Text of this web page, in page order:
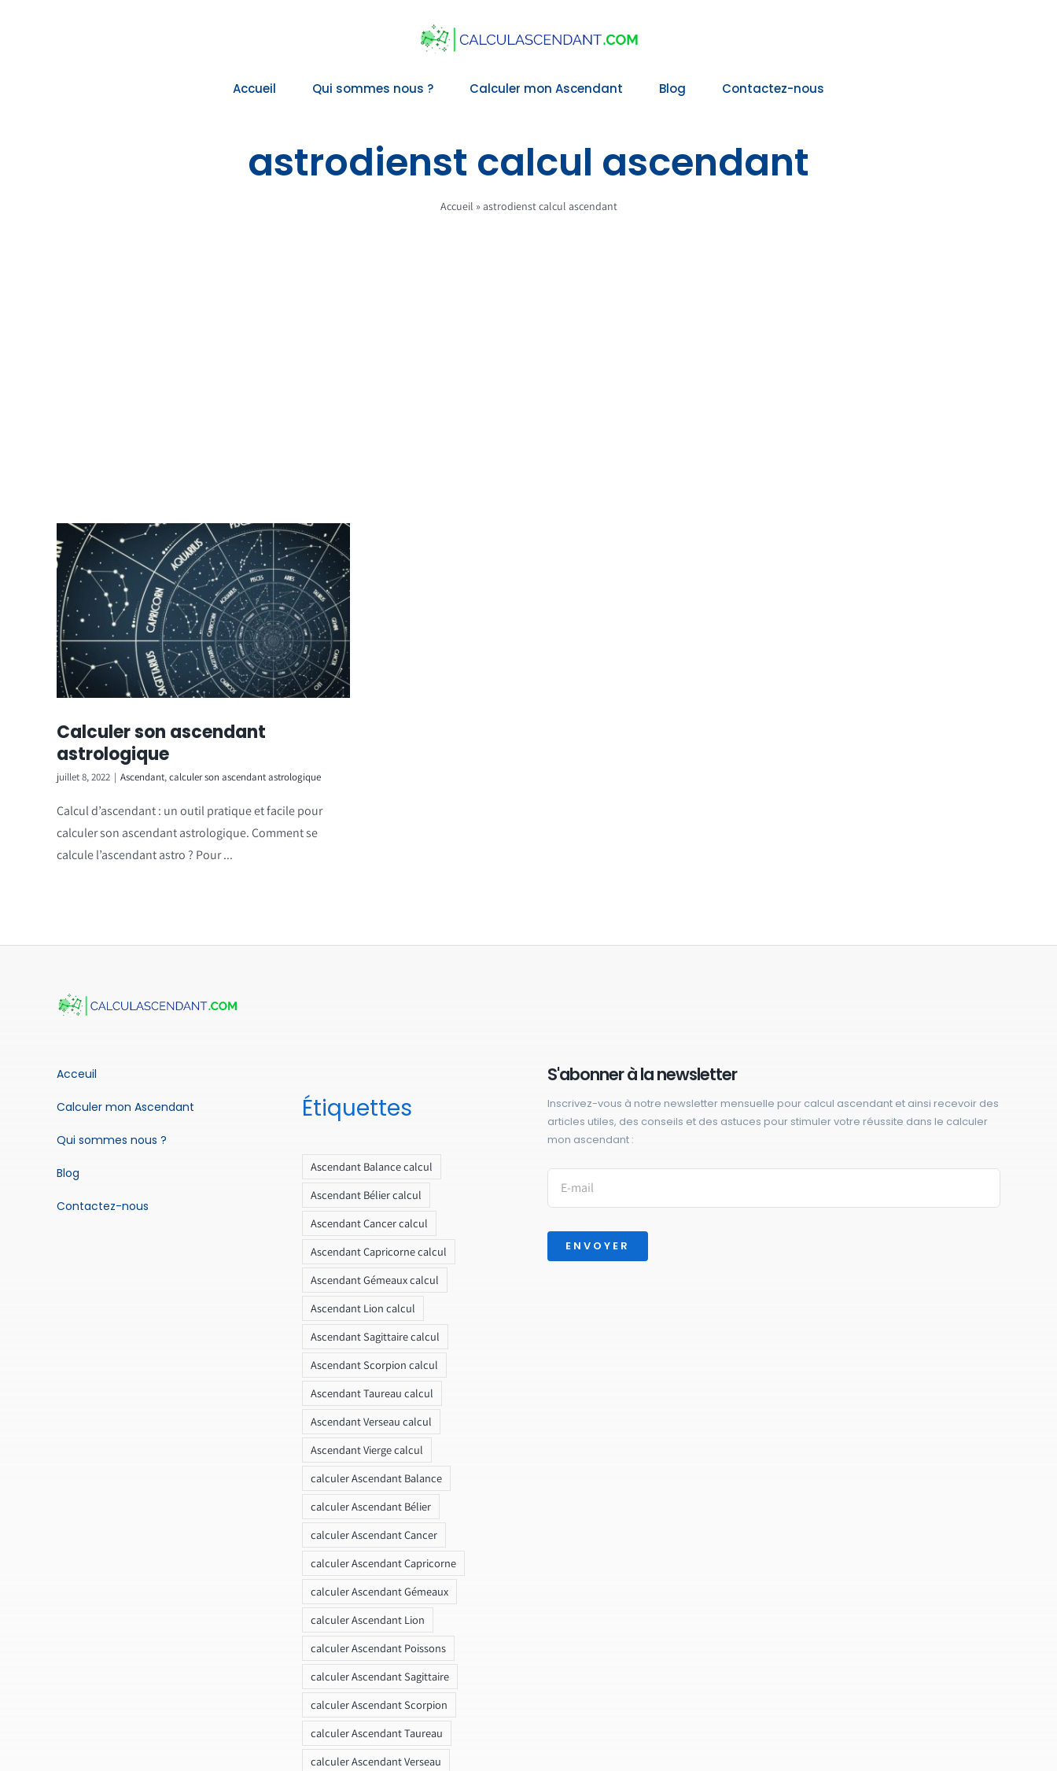
Accueil Qui sommes nous ? Calculer mon Ascendant Blog Contactez-nous
astrodienst calcul ascendant
Accueil »astrodienst calcul ascendant
Calculer son ascendant
astrologique
juillet 8, 2022 | Ascendant,calculer son ascendant astrologique
Calcul d’ascendant : un outil pratique et facile pour
calculer son ascendant astrologique. Comment se
calcule l’ascendant astro ? Pour ...
Acceuil
Calculer mon Ascendant
Qui sommes nous ?
Blog
Contactez-nous
Étiquettes
Ascendant Balance calcul
Ascendant Bélier calcul
Ascendant Cancer calcul
Ascendant Capricorne calcul
Ascendant Gémeaux calcul
Ascendant Lion calcul
Ascendant Sagittaire calcul
Ascendant Scorpion calcul
Ascendant Taureau calcul
Ascendant Verseau calcul
Ascendant Vierge calcul
calculer Ascendant Balance
calculer Ascendant Bélier
calculer Ascendant Cancer
calculer Ascendant Capricorne
calculer Ascendant Gémeaux
calculer Ascendant Lion
calculer Ascendant Poissons
calculer Ascendant Sagittaire
calculer Ascendant Scorpion
calculer Ascendant Taureau
calculer Ascendant Verseau
S'abonner à la newsletter
Inscrivez-vous à notre newsletter mensuelle pour calcul ascendant et ainsi recevoir des
articles utiles, des conseils et des astuces pour stimuler votre réussite dans le calculer
mon ascendant :
ENVOYER